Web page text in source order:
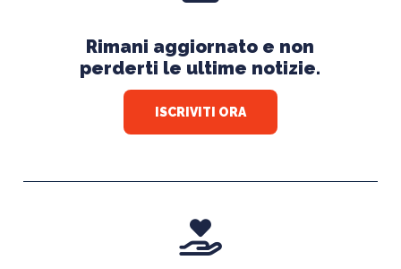
Rimani aggiornato e non
perderti le ultime notizie.
ISCRIVITI ORA